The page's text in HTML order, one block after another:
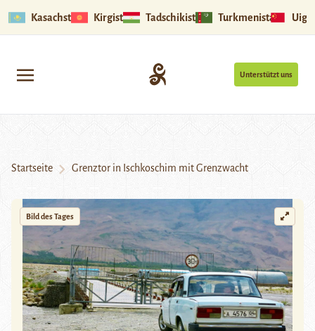
Kasachstan Kirgistan Tadschikistan Turkmenistan
Unterstützt uns
Startseite Grenztor in Ischkoschim mit Grenzwacht
Bild des Tages